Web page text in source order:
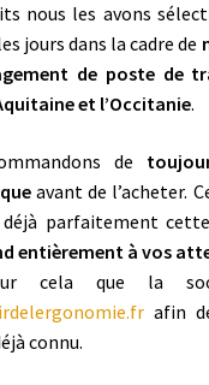
nous les avons
jours dans la cadre de
de poste de
et l’Occitanie.
de
avant de l’acheter.
parfaitement
entièrement à vos
cela que la
afin
connu.